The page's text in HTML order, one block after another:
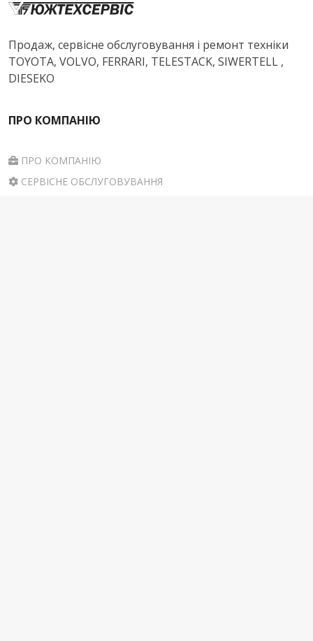
Продаж, сервісне обслуговування і ремонт техніки
TOYOTA, VOLVO, FERRARI, TELESTACK, SIWERTELL ,
DIESEKO
ПРО КОМПАНІЮ
ПРО КОМПАНІЮ
СЕРВІСНЕ ОБСЛУГОВУВАННЯ